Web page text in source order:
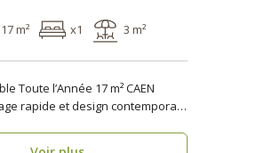
17 m² x1 3 m²
Toute l’Année 17 m² CAEN
rapide et design contemporain